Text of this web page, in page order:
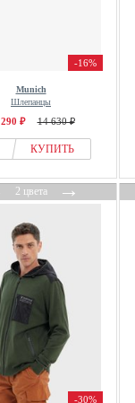
-16%
Munich
Шлепанцы
₽ 14 630 ₽
КУПИТЬ
2 цвета→
-30%